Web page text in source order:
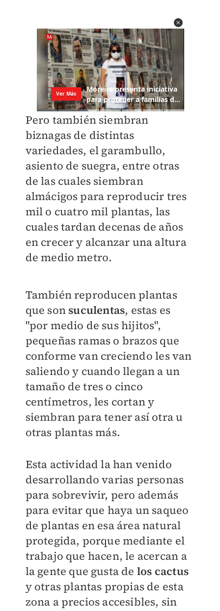
Pero también siembran
biznagas de distintas
variedades, el garambullo,
asiento de suegra, entre otras
de las cuales siembran
almácigos para reproducir tres
mil o cuatro mil plantas, las
cuales tardan decenas de años
en crecer y alcanzar una altura
de medio metro.
También reproducen plantas
que son suculentas, estas es
"por medio de sus hijitos",
pequeñas ramas o brazos que
conforme van creciendo les van
saliendo y cuando llegan a un
tamaño de tres o cinco
centímetros, les cortan y
siembran para tener así otra u
otras plantas más.
Esta actividad la han venido
desarrollando varias personas
para sobrevivir, pero además
para evitar que haya un saqueo
de plantas en esa área natural
protegida, porque mediante el
trabajo que hacen, le acercan a
la gente que gusta de los cactus
y otras plantas propias de esta
zona a precios accesibles, sin